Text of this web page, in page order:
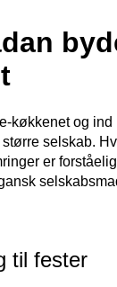
køkkenet og ind
selskab.
er
til fester